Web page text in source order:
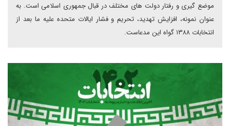
موضع گیری و رفتار دولت های مختلف در قبال جمهوری اسلامی است. به
عنوان نمونه، افزایش تهدید، تحریم و فشار ایالات متحده علیه ما بعد از
انتخابات ۱۳۸۸ گواه این مدعاست.